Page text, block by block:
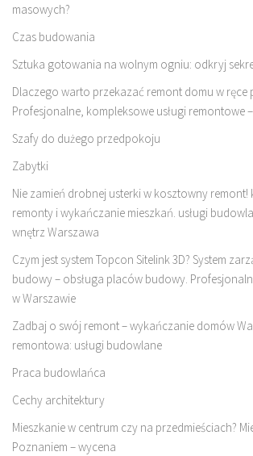
masowych?
Czas budowania
Sztuka gotowania na wolnym ogniu: odkryj
Dlaczego warto przekazać remont domu w ręce
Profesjonalne, kompleksowe usługi remontowe
Szafy do dużego przedpokoju
Zabytki
Nie zamień drobnej usterki w kosztowny remont!
remonty i wykańczanie mieszkań. usługi
wnętrz Warszawa
Czym jest system Topcon Sitelink 3D? System
budowy – obsługa placów budowy.
w Warszawie
Zadbaj o swój remont – wykańczanie domów
remontowa: usługi budowlane
Praca budowlańca
Cechy architektury
Mieszkanie w centrum czy na przedmieściach?
Poznaniem – wycena